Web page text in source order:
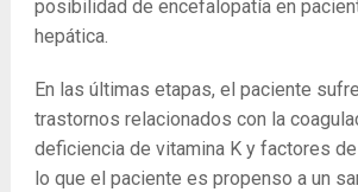
posibilidad de encefalopatía en
hepática.
En las últimas etapas, el paciente
trastornos relacionados con la
deficiencia de vitamina K y factores
lo que el paciente es propenso a un